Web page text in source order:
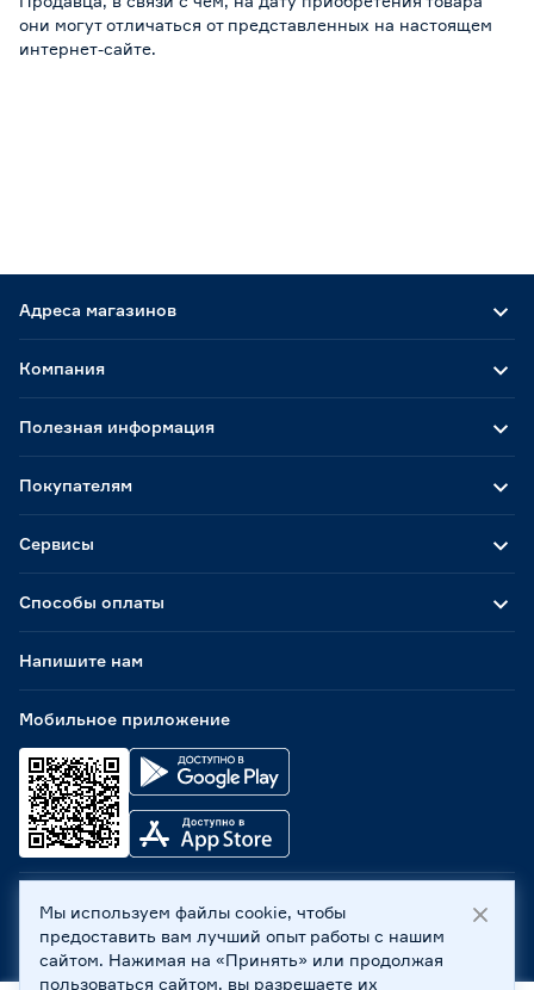
они могут отличаться от представленных на настоящем
интернет-сайте.
Адреса магазинов
Способы оплаты
Мобильное приложение
Компания
Полезная информация
Покупателям
Сервисы
Напишите нам
ООО «Бауцентр Рус» 2004 -2026, 236029, г. Калининград,
ул. А.Невского, 205. ИНН 7702596813, КПП 390601001 ©
Все права защищены
Мы используем файлы cookie, чтобы
предоставить вам лучший опыт работы с нашим
сайтом. Нажимая на «Принять» или продолжая
пользоваться сайтом, вы разрешаете их